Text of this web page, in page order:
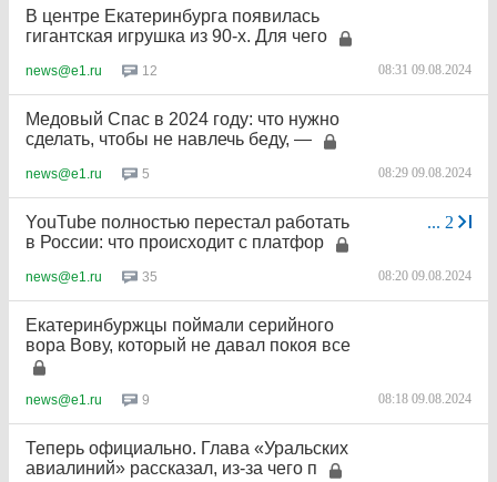
В центре Екатеринбурга появилась
гигантская игрушка из 90-х. Для чего
news@e1.ru 12 08:31 09.08.2024
Медовый Спас в 2024 году: что нужно
сделать, чтобы не навлечь беду, —
news@e1.ru 5 08:29 09.08.2024
... 2
YouTube полностью перестал работать
в России: что происходит с платфор
news@e1.ru 35 08:20 09.08.2024
Екатеринбуржцы поймали серийного
вора Вову, который не давал покоя все
news@e1.ru 9 08:18 09.08.2024
Теперь официально. Глава «Уральских
авиалиний» рассказал, из-за чего п